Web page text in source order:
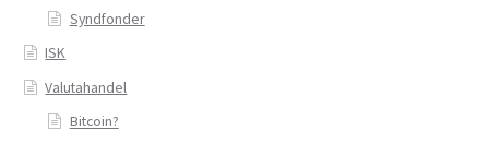
Syndfonder
ISK
Valutahandel
Bitcoin?